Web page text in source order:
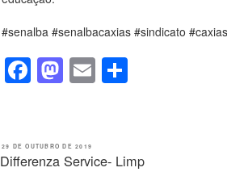
#senalba #senalbacaxias #sindicato
F
a
e
M
a
o
E
m
PUBLICADO
29 DE OUTUBRO DE 2019
Differenza Service- Limp